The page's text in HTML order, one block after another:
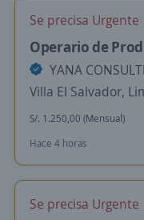
Se precisa Urgente
Operario de
YANA
Villa El Salvador,
S/. 1.250,00 (Mensual)
Hace 4 horas
Se precisa Urgente